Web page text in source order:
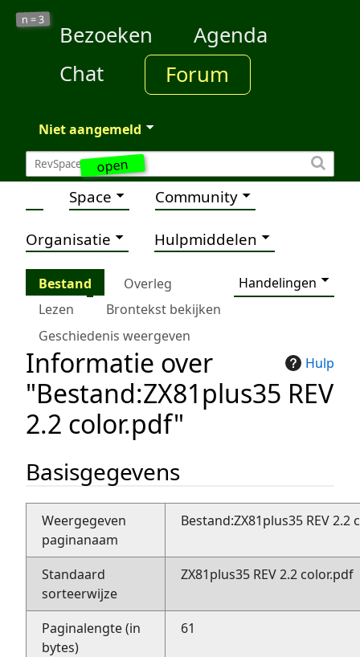
open
n =3
Bezoeken
Agenda
Chat
Forum
Niet aangemeld
Space Community
Organisatie Hulpmiddelen
Bestand Overleg
Handelingen
Lezen
Brontekst bekijken
Geschiedenis weergeven
Hulp
Informatie over
"Bestand:ZX81plus35 REV
2.2 color.pdf"
Basisgegevens
Weergegeven
paginanaam
Bestand:ZX81plus35 REV 2.2
Standaard
sorteerwijze
ZX81plus35 REV 2.2 color.pdf
Paginalengte (in
bytes)
61